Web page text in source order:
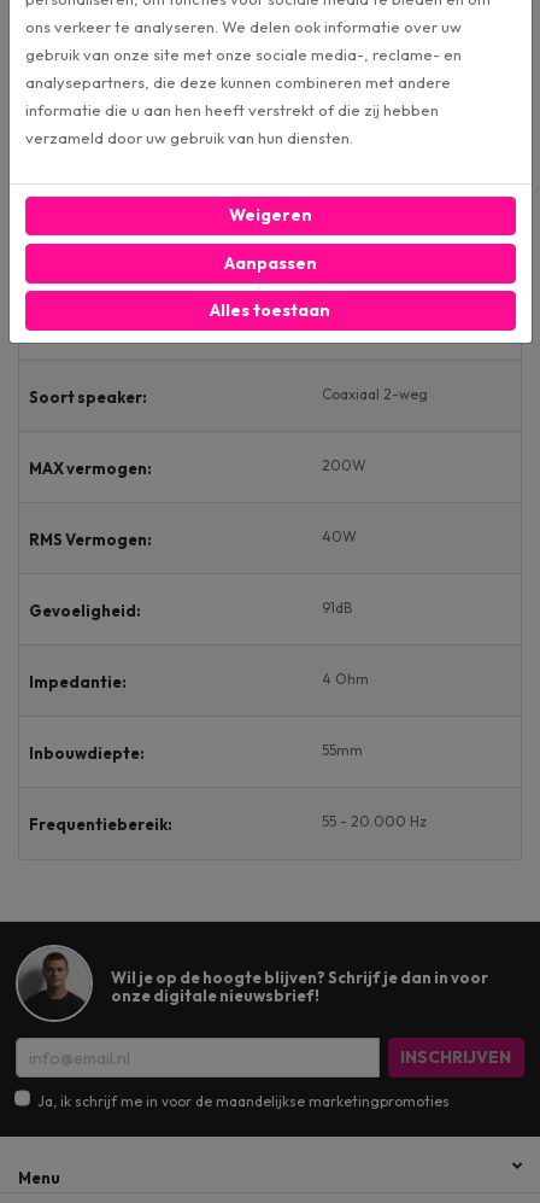
Stage1 61F (OT)
Merk: JBL
Categorie: Luidsprekers
Formaat:
Soort speaker: Coaxiaal 2-weg
MAX vermogen: 200W
RMS Vermogen: 40W
Gevoeligheid: 91dB
Impedantie: 4 Ohm
Inbouwdiepte: 55mm
Frequentiebereik: 55 - 20.000 Hz
Wil je op de hoogte blijven? Schrijf je dan in voor
onze digitale nieuwsbrief!
INSCHRIJVEN
Ja, ik schrijf me in voor de maandelijkse marketingpromoties
Menu
ons verkeer te analyseren. We delen ook informatie over uw
gebruik van onze site met onze sociale media-, reclame- en
analysepartners, die deze kunnen combineren met andere
informatie die u aan hen heeft verstrekt of die zij hebben
verzameld door uw gebruik van hun diensten.
Weigeren
Aanpassen
Alles toestaan